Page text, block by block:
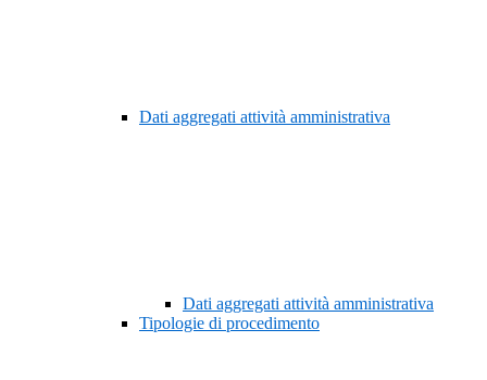
Dati aggregati attività amministrativa
Dati aggregati attività amministrativa
Tipologie di procedimento